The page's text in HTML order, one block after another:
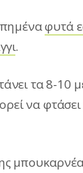
φυτά
.
τα 8-10
να